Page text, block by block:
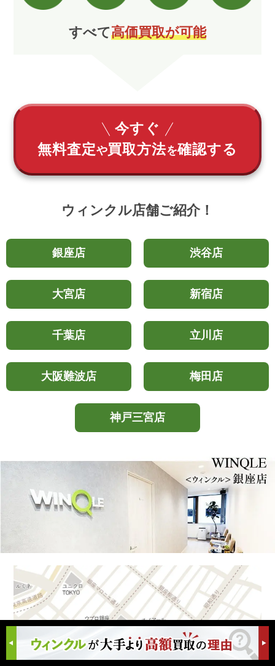
すべて高価買取が可能
今すぐ
無料査定や買取方法を確認する
ウィンクル店舗ご紹介！
銀座店 渋谷店
大宮店 新宿店
千葉店 立川店
大阪難波店 梅田店
神戸三宮店